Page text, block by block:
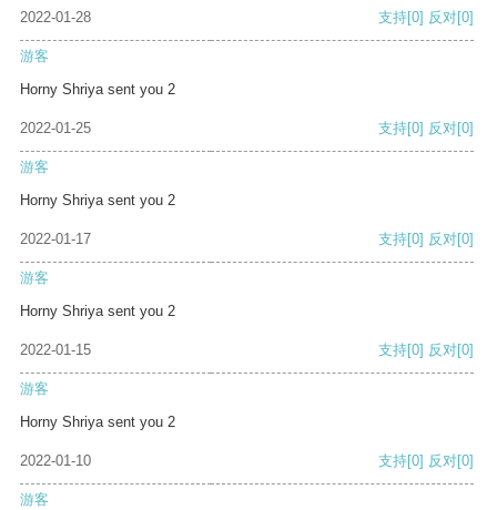
2022-01-28 支持[0] 反对[0]
游客
Horny Shriya sent you 2
2022-01-25 支持[0] 反对[0]
游客
Horny Shriya sent you 2
2022-01-17 支持[0] 反对[0]
游客
Horny Shriya sent you 2
2022-01-15 支持[0] 反对[0]
游客
Horny Shriya sent you 2
2022-01-10 支持[0] 反对[0]
游客